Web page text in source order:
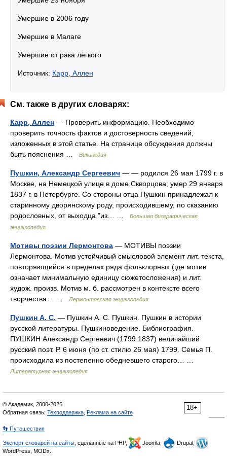
Умершие в 2006 году
Умершие в Малаге
Умершие от рака лёгкого
Источник: Карр, Аллен
См. также в других словарях:
Карр, Аллен — Проверить информацию. Необходимо
проверить точность фактов и достоверность сведений,
изложенных в этой статье. На странице обсуждения должны
быть пояснения …
Википедия
Пушкин, Александр Сергеевич — — родился 26 мая 1799 г. в
Москве, на Немецкой улице в доме Скворцова; умер 29 января
1837 г. в Петербурге. Со стороны отца Пушкин принадлежал к
старинному дворянскому роду, происходившему, по сказанию
родословных, от выходца "из… …
Большая биографическая
энциклопедия
Мотивы поэзии Лермонтова — МОТИВЫ поэзии
Лермонтова. Мотив устойчивый смысловой элемент лит. текста,
повторяющийся в пределах ряда фольклорных (где мотив
означает минимальную единицу сюжетосложения) и лит.
худож. произв. Мотив м. б. рассмотрен в контексте всего
творчества… …
Лермонтовская энциклопедия
Пушкин А. С. — Пушкин А. С. Пушкин. Пушкин в истории
русской литературы. Пушкиноведение. Библиография.
ПУШКИН Александр Сергеевич (1799 1837) величайший
русский поэт. Р. 6 июня (по ст. стилю 26 мая) 1799. Семья П.
происходила из постепенно обедневшего старого… …
Литературная энциклопедия
18+
© Академик, 2000-2026
Обратная связь: Техподдержка Реклама на сайте
👣 Путешествия
Экспорт словарей на сайты , сделанные на PHP, Joomla,
Drupal,
WordPress, MODx.